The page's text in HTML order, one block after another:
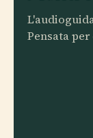
Pensata